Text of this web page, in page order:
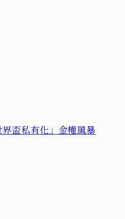
盃私有化」金權風暴